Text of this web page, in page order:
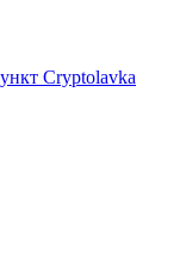
Cryptolavka